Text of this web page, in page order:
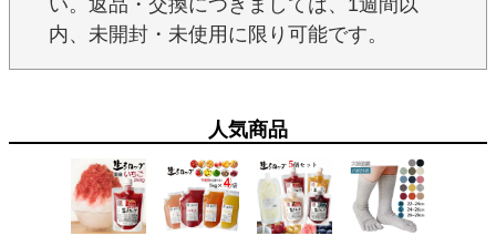
内、未開封・未使用に限り可能です。
人気商品